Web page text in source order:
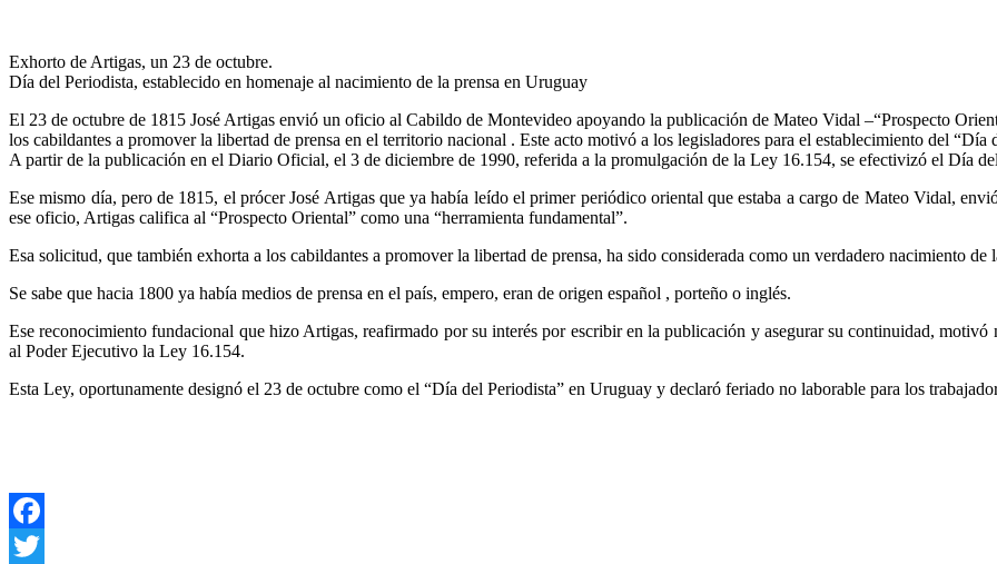
Exhorto de Artigas, un 23 de octubre.
Día del Periodista, establecido en homenaje al nacimiento de la prensa en Uruguay
El 23 de octubre de 1815 José Artigas envió un oficio al Cabildo de Montevideo apoyando la publicación de Mateo Vidal –“Prospecto
los cabildantes a promover la libertad de prensa en el territorio nacional . Este acto motivó a los legisladores para el establecimiento del
A partir de la publicación en el Diario Oficial, el 3 de diciembre de 1990, referida a la promulgación de la Ley 16.154, se efectivizó el Día
Ese mismo día, pero de 1815, el prócer José Artigas que ya había leído el primer periódico oriental que estaba a cargo de Mateo Vidal,
ese oficio, Artigas califica al “Prospecto Oriental” como una “herramienta fundamental”.
Esa solicitud, que también exhorta a los cabildantes a promover la libertad de prensa, ha sido considerada como un verdadero nacimiento de
Se sabe que hacia 1800 ya había medios de prensa en el país, empero, eran de origen español , porteño o inglés.
Ese reconocimiento fundacional que hizo Artigas, reafirmado por su interés por escribir en la publicación y asegurar su continuidad,
al Poder Ejecutivo la Ley 16.154.
Esta Ley, oportunamente designó el 23 de octubre como el “Día del Periodista” en Uruguay y declaró feriado no laborable para los
Facebook